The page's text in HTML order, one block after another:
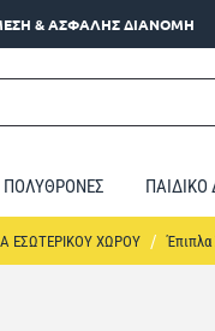
& ΑΣΦΑΛΗΣ ΔΙΑΝΟΜΗ
ΠΟΛΥΘΡΟΝΕΣ
ΕΣΩΤΕΡΙΚΟΥ ΧΩΡΟΥ Έπιπλα